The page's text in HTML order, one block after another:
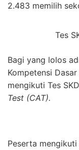
2.483 memilih
Tes
Bagi yang lolos
Kompetensi
mengikuti Tes
Test (CAT).
Peserta